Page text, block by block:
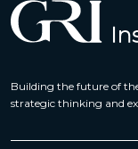
Building the future of
strategic thinking and